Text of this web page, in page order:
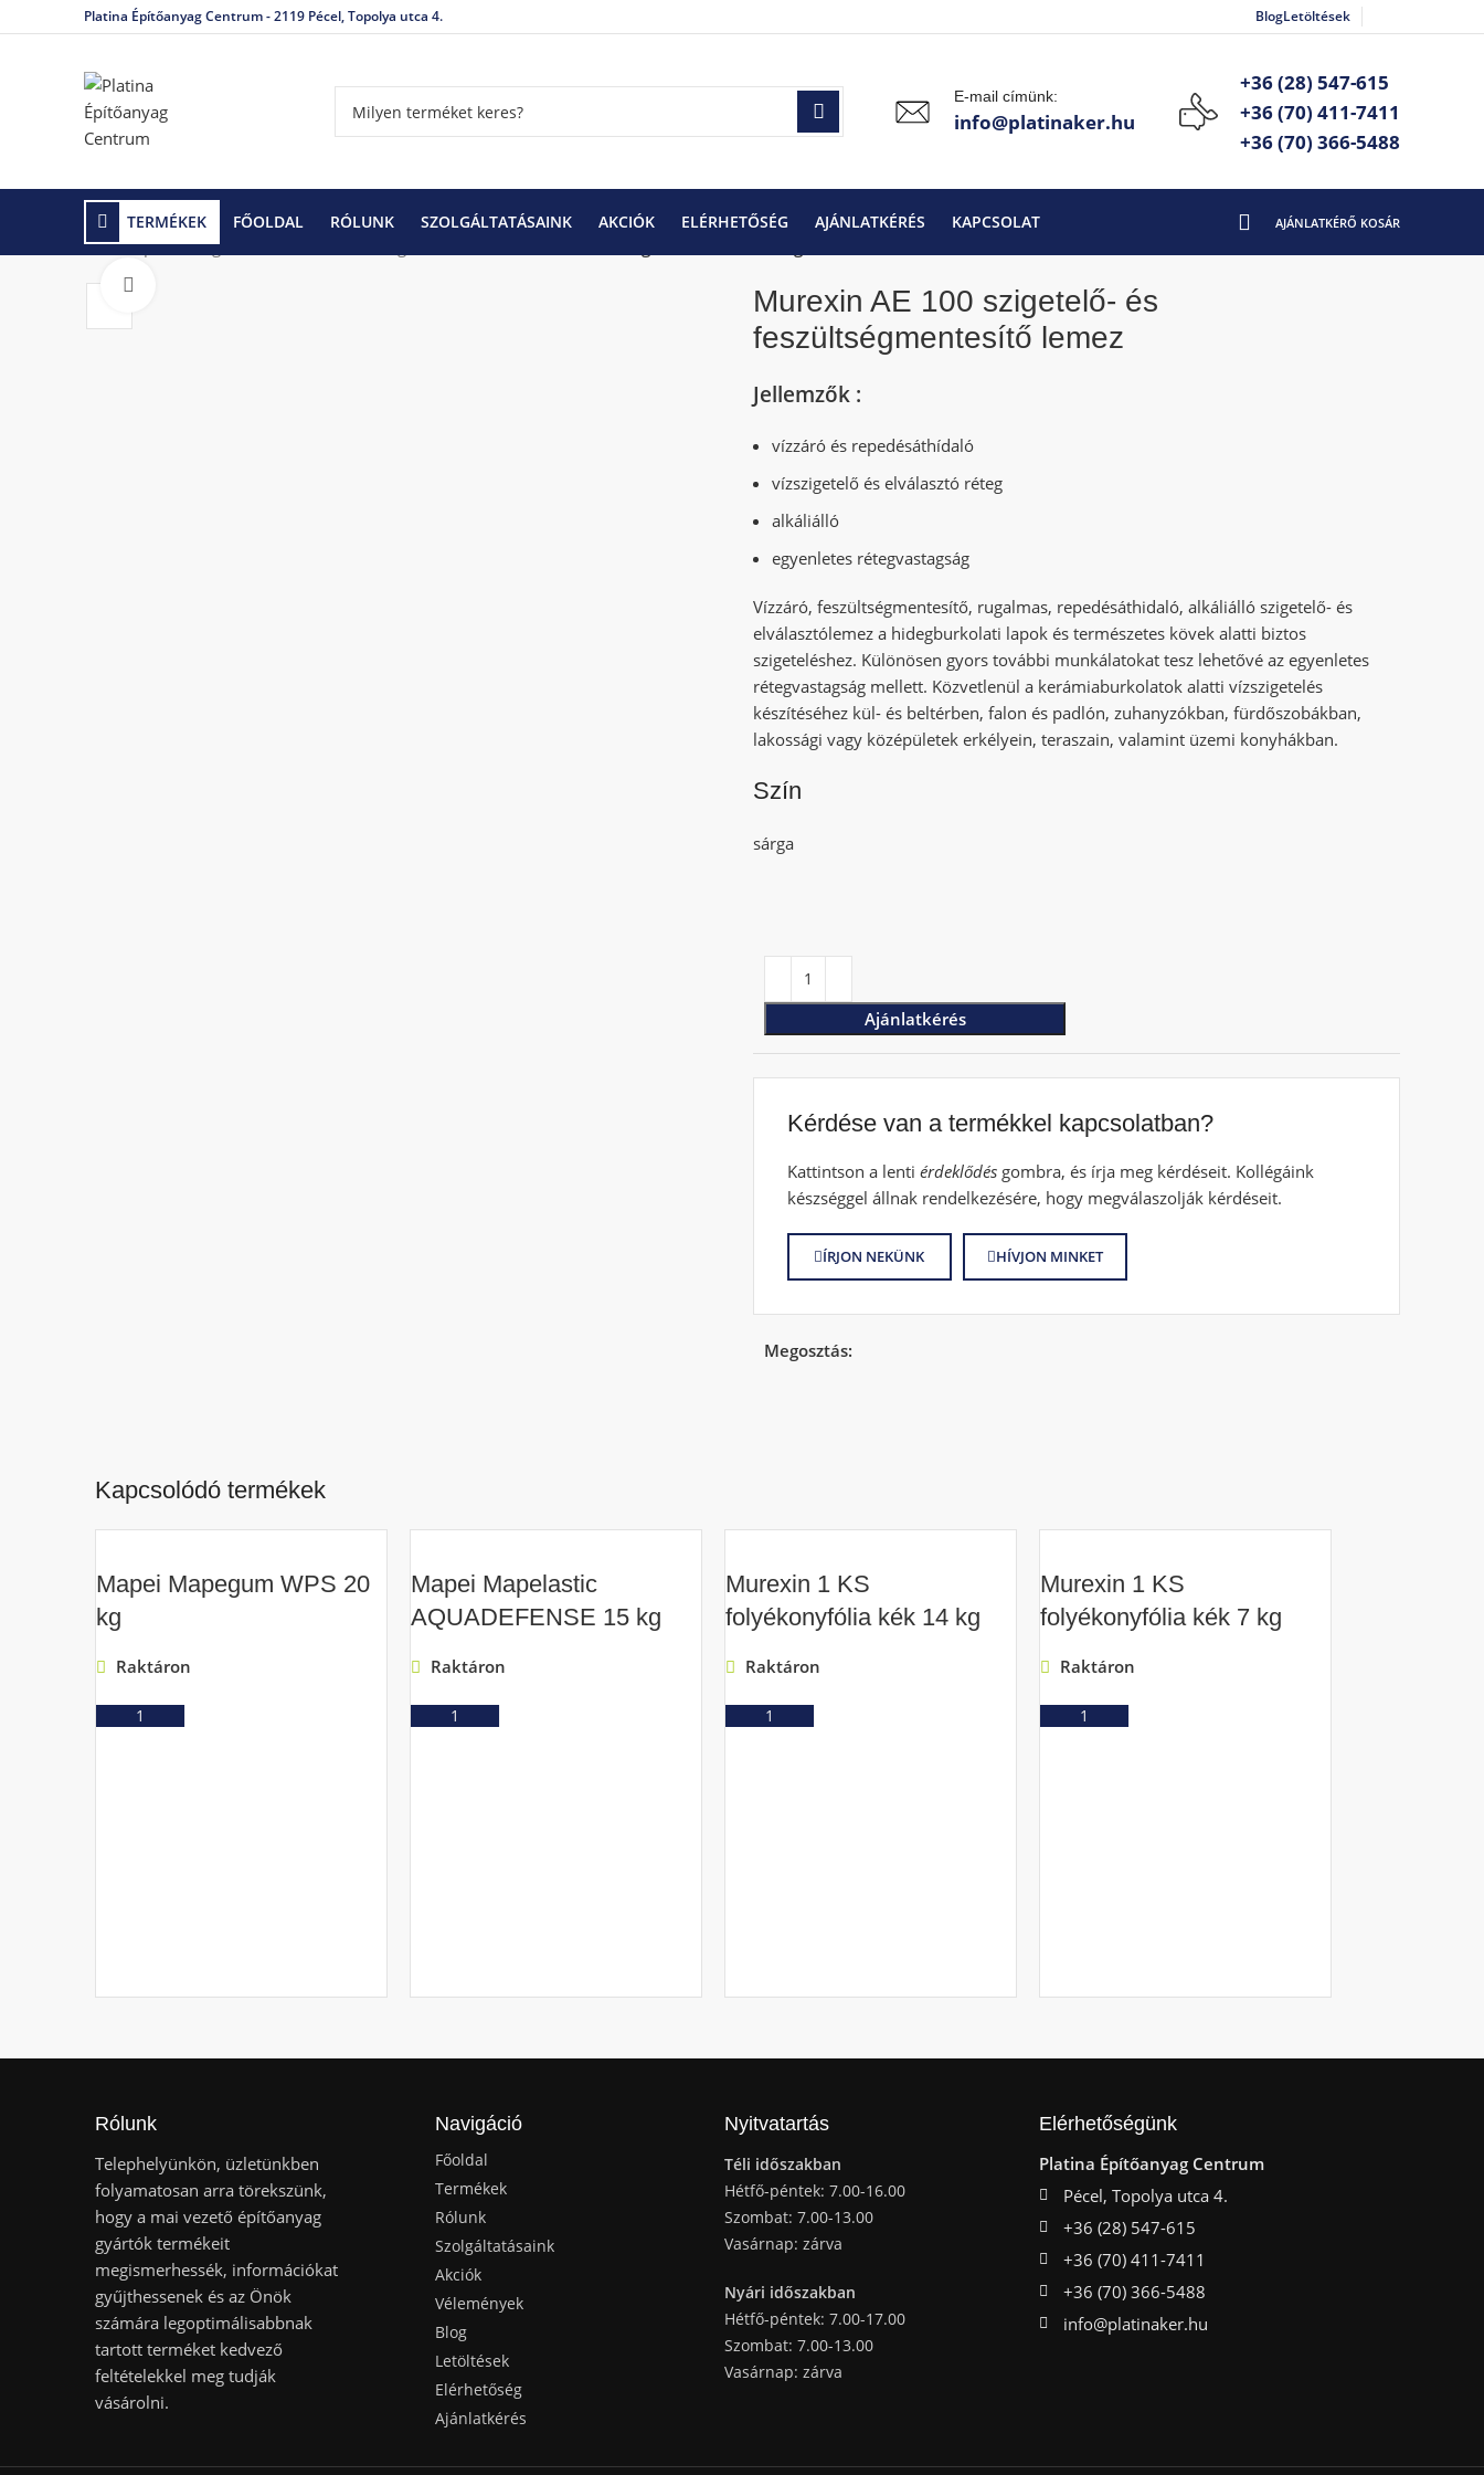
Platina Építőanyag Centrum - 2119 Pécel, Topolya utca 4. BlogLetöltések
E-mail címünk:
info@platinaker.hu
+36 (28) 547-615
+36 (70) 411-7411
+36 (70) 366-5488
TERMÉKEK FŐOLDAL RÓLUNK SZOLGÁLTATÁSAINK AKCIÓK ELÉRHETŐSÉG AJÁNLATKÉRÉS KAPCSOLAT
Kezdőlap Hidegburkolás
Murexin AE 100 szigetelő- és
feszültségmentesítő lemez
Jellemzők :
vízzáró és repedésáthídaló
vízszigetelő és elválasztó réteg
alkáliálló
egyenletes rétegvastagság
Vízzáró, feszültségmentesítő, rugalmas, repedésáthidaló, alkáliálló szigetelő- és
elválasztólemez a hidegburkolati lapok és természetes kövek alatti biztos
szigeteléshez. Különösen gyors további munkálatokat tesz lehetővé az egyenletes
rétegvastagság mellett. Közvetlenül a kerámiaburkolatok alatti vízszigetelés
készítéséhez kül- és beltérben, falon és padlón, zuhanyzókban, fürdőszobákban,
lakossági vagy középületek erkélyein, teraszain, valamint üzemi konyhákban.
Szín
sárga
Ajánlatkérés
Kérdése van a termékkel kapcsolatban?
Kattintson a lenti érdeklődés gombra, és írja meg kérdéseit. Kollégáink
készséggel állnak rendelkezésére, hogy megválaszolják kérdéseit.
ÍRJON NEKÜNK HÍVJON MINKET
Megosztás:
Kapcsolódó termékek
Mapei Mapegum WPS 20
kg
Raktáron
Mapei Mapelastic
AQUADEFENSE 15 kg
Raktáron
Murexin 1 KS
folyékonyfólia kék 14 kg
Raktáron
Murexin 1 KS
folyékonyfólia kék 7 kg
Raktáron
Rólunk
Telephelyünkön, üzletünkben
folyamatosan arra törekszünk,
hogy a mai vezető építőanyag
gyártók termékeit
megismerhessék, információkat
gyűjthessenek és az Önök
számára legoptimálisabbnak
tartott terméket kedvező
feltételekkel meg tudják
vásárolni.
Navigáció
Főoldal
Termékek
Rólunk
Szolgáltatásaink
Akciók
Vélemények
Blog
Letöltések
Elérhetőség
Ajánlatkérés
Nyitvatartás
Téli időszakban
Hétfő-péntek: 7.00-16.00
Szombat: 7.00-13.00
Vasárnap: zárva
Nyári időszakban
Hétfő-péntek: 7.00-17.00
Szombat: 7.00-13.00
Vasárnap: zárva
Elérhetőségünk
Platina Építőanyag Centrum
Pécel, Topolya utca 4.
+36 (28) 547-615
+36 (70) 411-7411
+36 (70) 366-5488
info@platinaker.hu